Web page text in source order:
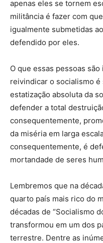
apenas eles se tornem
militância é fazer com
igualmente submetidas
defendido por eles.
O que essas pessoas
reivindicar o socialismo
estatização absoluta da
defender a total
consequentemente,
da miséria em larga
consequentemente, é
mortandade de seres
Lembremos que na
quarto país mais rico do
décadas de “Socialismo
transformou em um dos
terrestre. Dentre as